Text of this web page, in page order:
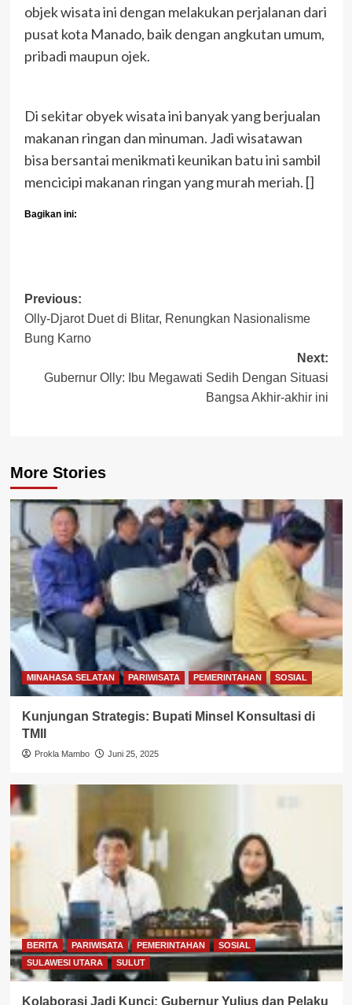
objek wisata ini dengan melakukan perjalanan dari
pusat kota Manado, baik dengan angkutan umum,
pribadi maupun ojek.
Di sekitar obyek wisata ini banyak yang berjualan
makanan ringan dan minuman. Jadi wisatawan
bisa bersantai menikmati keunikan batu ini sambil
mencicipi makanan ringan yang murah meriah. []
Bagikan ini:
Post
navigation
Previous:
Olly-Djarot Duet di Blitar, Renungkan Nasionalisme
Bung Karno
Next:
Gubernur Olly: Ibu Megawati Sedih Dengan Situasi
Bangsa Akhir-akhir ini
More Stories
MINAHASA SELATAN PARIWISATA PEMERINTAHAN SOSIAL
Kunjungan Strategis: Bupati Minsel Konsultasi di
TMII
Prokla Mambo Juni 25, 2025
BERITA PARIWISATA PEMERINTAHAN
SOSIAL
SULAWESI UTARA
SULUT
Kolaborasi Jadi Kunci: Gubernur Yulius dan Pelaku